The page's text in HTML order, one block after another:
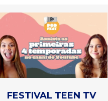
FESTIVAL TEEN TV